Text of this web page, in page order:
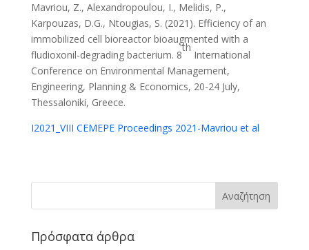
Mavriou, Z., Alexandropoulou, I., Melidis, P.,
Karpouzas, D.G., Ntougias, S. (2021). Efficiency of an
immobilized cell bioreactor bioaugmented with a
fludioxonil-degrading bacterium. 8
th
International
Conference on Environmental Management,
Engineering, Planning & Economics, 20-24 July,
Thessaloniki, Greece.
I2021_VIII CEMEPE Proceedings 2021-Mavriou et al
Πρόσφατα άρθρα